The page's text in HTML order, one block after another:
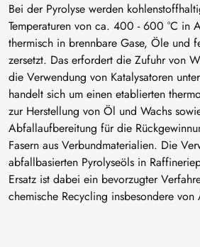
Bei der Pyrolyse werden
Temperaturen von ca. 400 - 600 °C in
thermisch in brennbare Gase, Öle und
zersetzt. Das erfordert die Zufuhr von
die Verwendung von Katalysatoren
handelt sich um einen etablierten
zur Herstellung von Öl und Wachs
Abfallaufbereitung für die
Fasern aus Verbundmaterialien. Die
abfallbasierten Pyrolyseöls in
Ersatz ist dabei ein bevorzugter
chemische Recycling insbesondere von